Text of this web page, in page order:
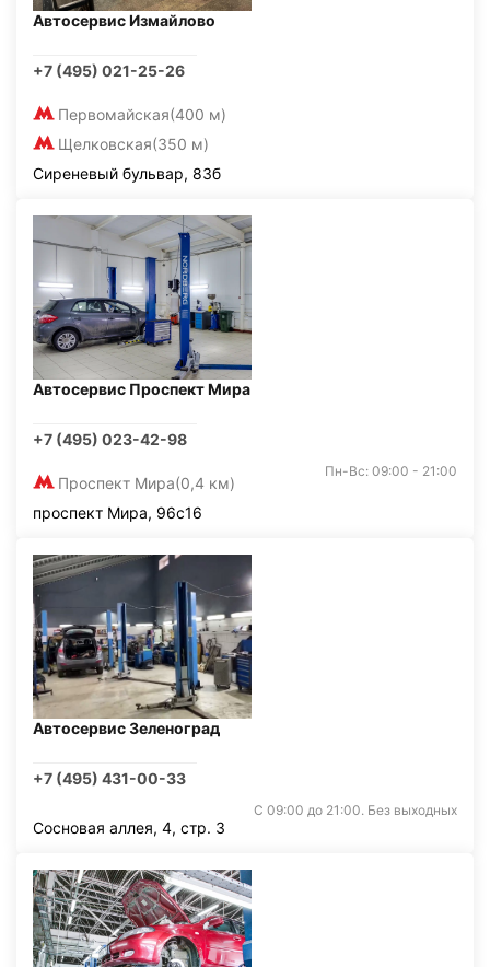
Автосервис Измайлово
+7 (495) 021-25-26
Первомайская(400 м)
Щелковская(350 м)
Сиреневый бульвар, 83б
Автосервис Проспект Мира
+7 (495) 023-42-98
Проспект Мира(0,4 км)
Пн-Вс: 09:00 - 21:00
проспект Мира, 96с16
Автосервис Зеленоград
+7 (495) 431-00-33
С 09:00 до 21:00. Без выходных
Сосновая аллея, 4, стр. 3